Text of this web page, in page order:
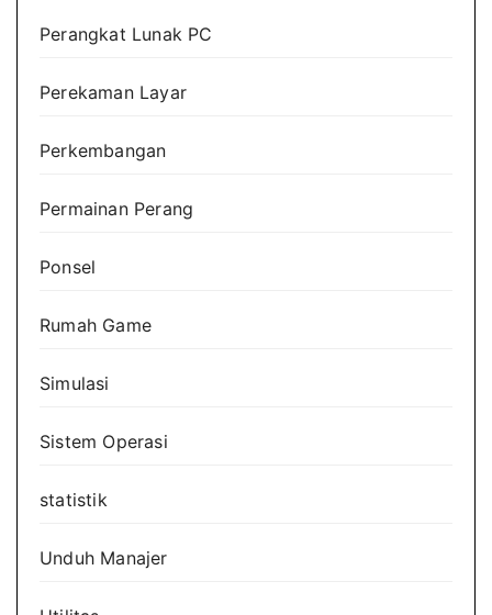
Perangkat Lunak PC
Perekaman Layar
Perkembangan
Permainan Perang
Ponsel
Rumah Game
Simulasi
Sistem Operasi
statistik
Unduh Manajer